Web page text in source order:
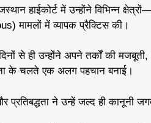
हाईकोर्ट में उन्होंने विभिन्न
मामलों में व्यापक प्रैक्टिस की।
से ही उन्होंने अपने तर्कों की
के चलते एक अलग पहचान बनाई।
ने उन्हें जल्द ही कानूनी